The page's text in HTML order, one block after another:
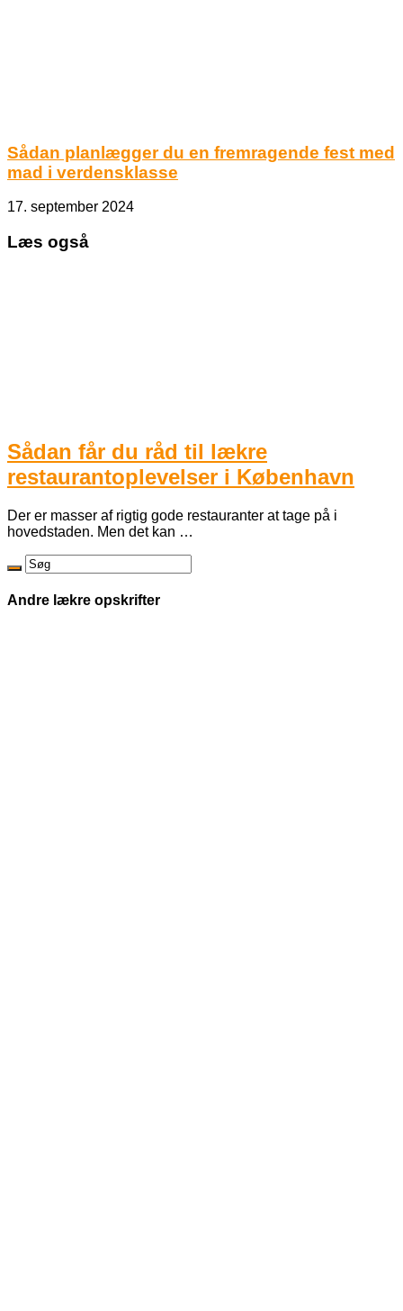
Sådan planlægger du en fremragende fest med
mad i verdensklasse
17. september 2024
Læs også
Sådan får du råd til lækre
restaurantoplevelser i København
Der er masser af rigtig gode restauranter at tage på i
hovedstaden. Men det kan …
Andre lækre opskrifter